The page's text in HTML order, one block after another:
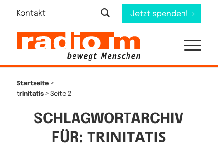
Kontakt Jetzt spenden!
Startseite>
trinitatis> Seite 2
SCHLAGWORTARCHIV
FÜR: TRINITATIS